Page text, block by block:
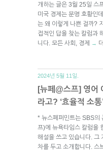
개하는 글은 3월 25일 스
미국 경제는 분명 호황인
는 왜 이렇게 나쁜 걸까?
접적인 답을 찾는 칼럼과
니다. 모든 사회, 경제
→
2024년 5월 11일.
[뉴페@스프] 영어
라고? ‘효율적 소
* 뉴스페퍼민트는 SBS의
프)에 뉴욕타임스 칼럼을
해설을 쓰고 있습니다. 그
차를 두고 소개합니다. 스